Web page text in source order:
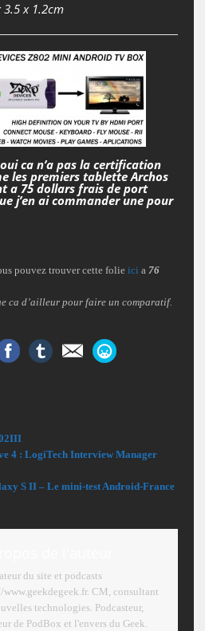
3.5 x 1.2cm
ca n’a pas la certification
les premiers tablette Archos
a 75 dollars frais de port
j’en ai commander une pour
pouvez trouver cette folie ici a 76
ca d’ailleur pour faire un comparatif.
4 : LogiTech Interview Manager
S II – Le mini-test Android-France
du site et podcasts
CM, consultant
technologies. Podcasteur,
de PodBox et l'envers du Geek.